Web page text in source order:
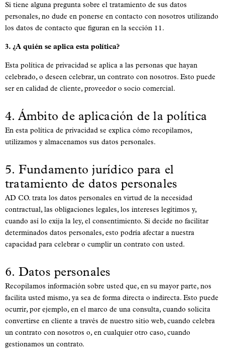
Si tiene alguna pregunta sobre el tratamiento de sus datos
personales, no dude en ponerse en contacto con nosotros utilizando
los datos de contacto que figuran en la sección 11.
3. ¿A quién se aplica esta política?
Esta política de privacidad se aplica a las personas que hayan
celebrado, o deseen celebrar, un contrato con nosotros. Esto puede
ser en calidad de cliente, proveedor o socio comercial.
4. Ámbito de aplicación de la política
En esta política de privacidad se explica cómo recopilamos,
utilizamos y almacenamos sus datos personales.
5. Fundamento jurídico para el
tratamiento de datos personales
AD CO. trata los datos personales en virtud de la necesidad
contractual, las obligaciones legales, los intereses legítimos y,
cuando así lo exija la ley, el consentimiento. Si decide no facilitar
determinados datos personales, esto podría afectar a nuestra
capacidad para celebrar o cumplir un contrato con usted.
6. Datos personales
Recopilamos información sobre usted que, en su mayor parte, nos
facilita usted mismo, ya sea de forma directa o indirecta. Esto puede
ocurrir, por ejemplo, en el marco de una consulta, cuando solicita
convertirse en cliente a través de nuestro sitio web, cuando celebra
un contrato con nosotros o, en cualquier otro caso, cuando
gestionamos un contrato.